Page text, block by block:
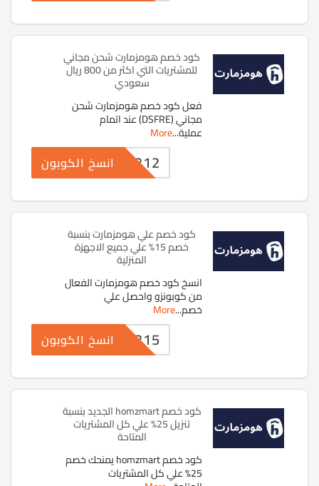
كود خصم هومزمارت شحن مجاني
للمشتريات التي اكثر من 800 ريال
سعودي
فعل كود خصم هومزمارت شحن
مجاني (DSFRE) عند اتمام
عملية...
More
PF4212انسخ الكوبون
كود خصم علي هومزمارت بنسبة
خصم 15% علي جميع الاجهزة
المنزلية
انسخ كود خصم هومزمارت الفعال
من كوبونزو واحصل علي
خصم...
More
PF4215انسخ الكوبون
كود خصم homzmart الجديد بنسبة
تنزيل 25% علي كل المشتريات
المتاحة
كود خصم homzmart يمنحك خصم
25% علي كل المشتريات